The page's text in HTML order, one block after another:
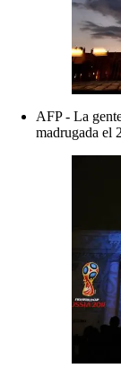
AFP - La
madrugada el